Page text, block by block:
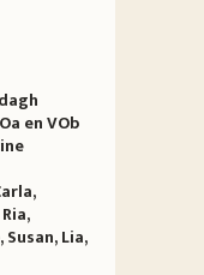
en VOb
Lia,